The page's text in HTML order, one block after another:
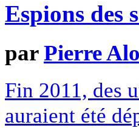
Espions des
parPierre
Fin 2011, des
auraient été